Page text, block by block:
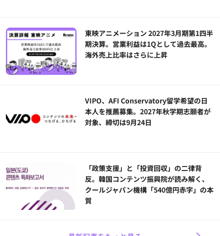
東映アニメーション 2027年3月期第1四半
期決算。営業利益は1Qとして過去最高。
海外売上比率はさらに上昇
VIPO、AFI Conservatory留学希望の日
本人を推薦募集。2027年秋学期志願者が
対象、締切は9月24日
「政策支援」と「投資回収」の二律背
反。韓国コンテンツ振興院が読み解く、
クールジャパン機構「540億円赤字」の本
質